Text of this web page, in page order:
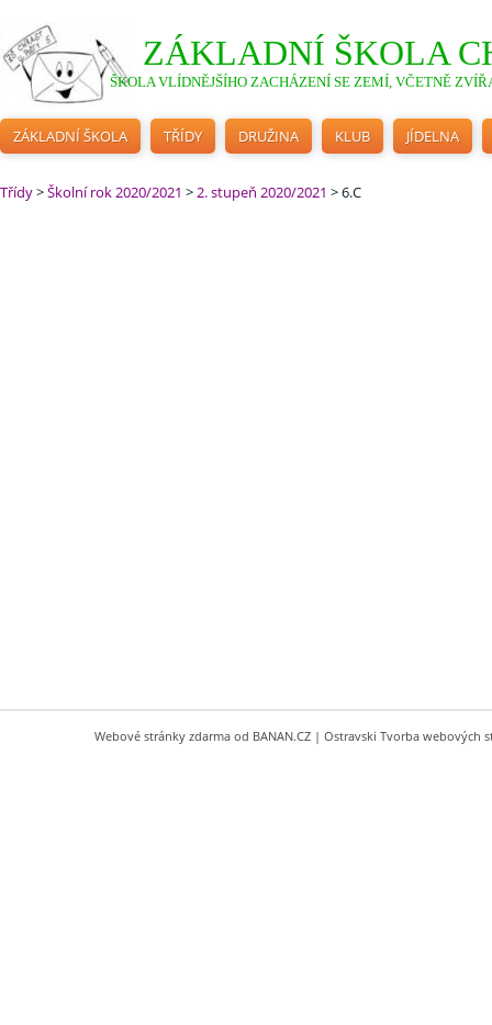
ZÁKLADNÍ ŠKOLA
ŠKOLA VLÍDNĚJŠÍHO ZACHÁZENÍ SE ZEMÍ, VČETNĚ
ZÁKLADNÍ ŠKOLA TŘÍDY DRUŽINA KLUB JÍDELNA
Třídy>Školní rok 2020/2021 >2. stupeň 2020/2021 >6.C
Webové stránky zdarma od BANAN.CZ | Ostravski Tvorba webových